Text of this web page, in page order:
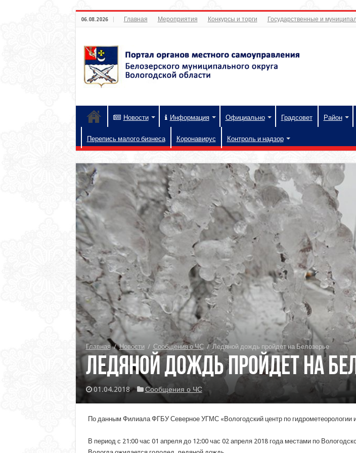
06.08.2026 Главная Мероприятия Конкурсы и торги Государственные и
Новости Информация Официально Градсовет Район
Перепись малого бизнеса Коронавирус Контроль и надзор
Главная / Новости / Сообщения о ЧС / Ледяной дождь пройдет на Белозерье
Ледяной дождь пройдет на
01.04.2018 Сообщения о ЧС
По данным Филиала ФГБУ Северное УГМС «Вологодский центр по гидрометеорологии
В период с 21:00 час 01 апреля до 12:00 час 02 апреля 2018 года местами по